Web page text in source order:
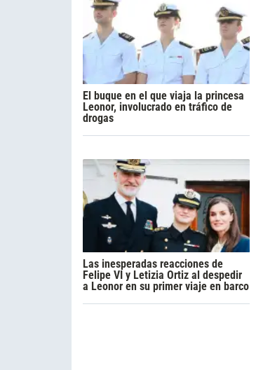
El buque en el que viaja la princesa
Leonor, involucrado en tráfico de
drogas
Las inesperadas reacciones de
Felipe VI y Letizia Ortiz al despedir
a Leonor en su primer viaje en barco